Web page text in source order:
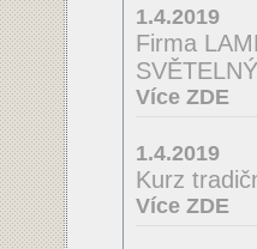
1.4.2019
Firma
Více ZDE
1.4.2019
Kurz
Více ZDE